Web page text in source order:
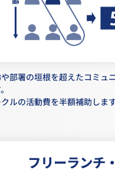
部署の垣根を超えたコミュ
ルの活動費を半額補助します
フリーランチ